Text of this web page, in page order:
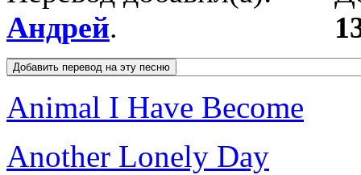
Андрей.
Animal I Have Become
Another Lonely Day